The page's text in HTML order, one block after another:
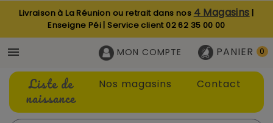
Livraison à La Réunion ou retrait dans nos 4 Magasins |
Enseigne Péi | Service client02 62 35 00 00
 PANIER 0
MON COMPTE
Liste de
naissance
Nos magasins Contact